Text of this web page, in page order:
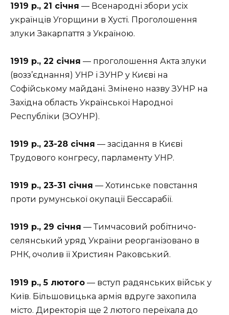
1919 р., 21 січня — Всенародні збори усіх
українців Угорщини в Хусті. Проголошення
злуки Закарпаття з Україною.
1919 р., 22 січня — проголошення Акта злуки
(возз’єднання) УНР і ЗУНР у Києві на
Софійському майдані. Змінено назву ЗУНР на
Західна область Української Народної
Республіки (ЗОУНР).
1919 р., 23-28 січня — засідання в Києві
Трудового конгресу, парламенту УНР.
1919 р., 23-31 січня — Хотинське повстання
проти румунської окупації Бессарабії.
1919 р., 29 січня — Тимчасовий робітничо-
селянський уряд України реорганізовано в
РНК, очолив її Християн Раковський.
1919 р., 5 лютого — вступ радянських військ у
Київ. Більшовицька армія вдруге захопила
місто. Директорія ще 2 лютого переїхала до